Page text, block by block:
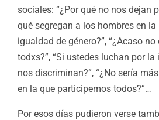
sociales: “¿Por qué no nos dejan
qué segregan a los hombres en
igualdad de género?”, “¿Acaso
todxs?”, “Si ustedes luchan por
nos discriminan?”, “¿No sería
en la que participemos todos?”…
Por esos días pudieron verse